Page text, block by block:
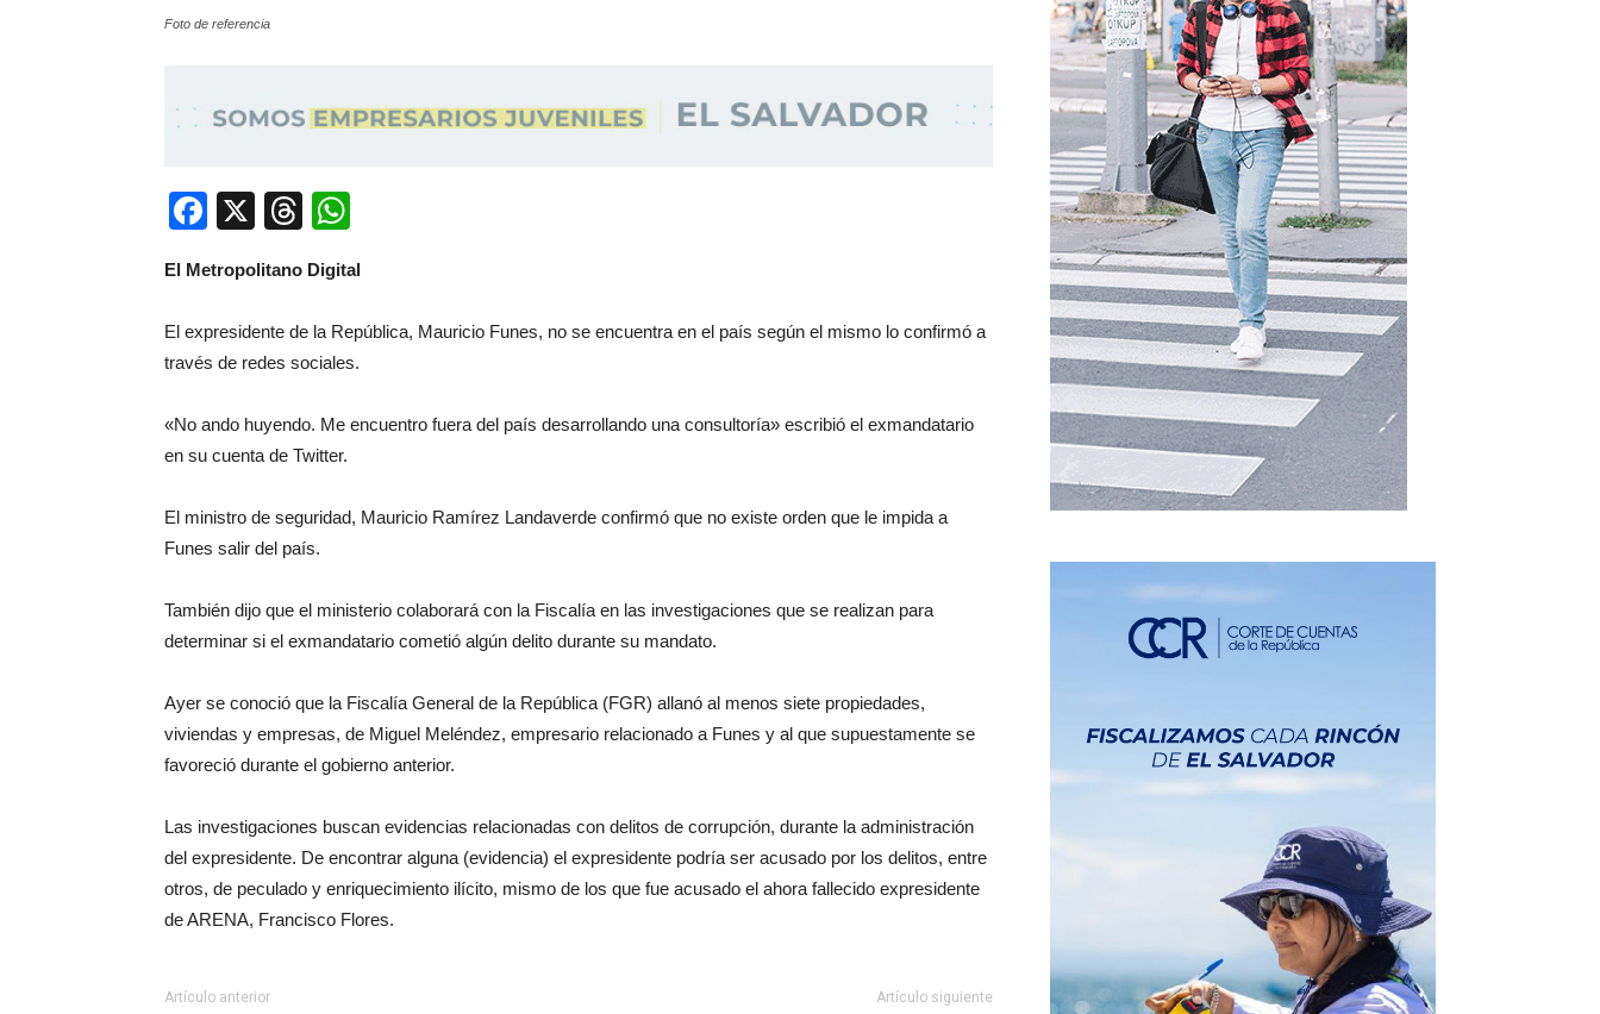
Foto de referencia
Facebook
X Threads
El Metropolitano Digital
El expresidente de la República, Mauricio Funes, no se encuentra en el país según el mismo lo confirmó a
través de redes sociales.
«No ando huyendo. Me encuentro fuera del país desarrollando una consultoría» escribió el exmandatario
en su cuenta de Twitter.
El ministro de seguridad, Mauricio Ramírez Landaverde confirmó que no existe orden que le impida a
Funes salir del país.
También dijo que el ministerio colaborará con la Fiscalía en las investigaciones que se realizan para
determinar si el exmandatario cometió algún delito durante su mandato.
Ayer se conoció que la Fiscalía General de la República (FGR) allanó al menos siete propiedades,
viviendas y empresas, de Miguel Meléndez, empresario relacionado a Funes y al que supuestamente se
favoreció durante el gobierno anterior.
Las investigaciones buscan evidencias relacionadas con delitos de corrupción, durante la administración
del expresidente. De encontrar alguna (evidencia) el expresidente podría ser acusado por los delitos, entre
otros, de peculado y enriquecimiento ilícito, mismo de los que fue acusado el ahora fallecido expresidente
de ARENA, Francisco Flores.
Artículo anterior Artículo siguiente